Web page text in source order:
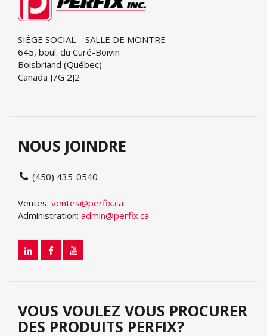
SIÈGE SOCIAL – SALLE DE MONTRE
645, boul. du Curé-Boivin
Boisbriand (Québec)
Canada J7G 2J2
NOUS JOINDRE
(450) 435-0540
Ventes: ventes@perfix.ca
Administration: admin@perfix.ca
VOUS VOULEZ VOUS PROCURER
DES PRODUITS PERFIX?